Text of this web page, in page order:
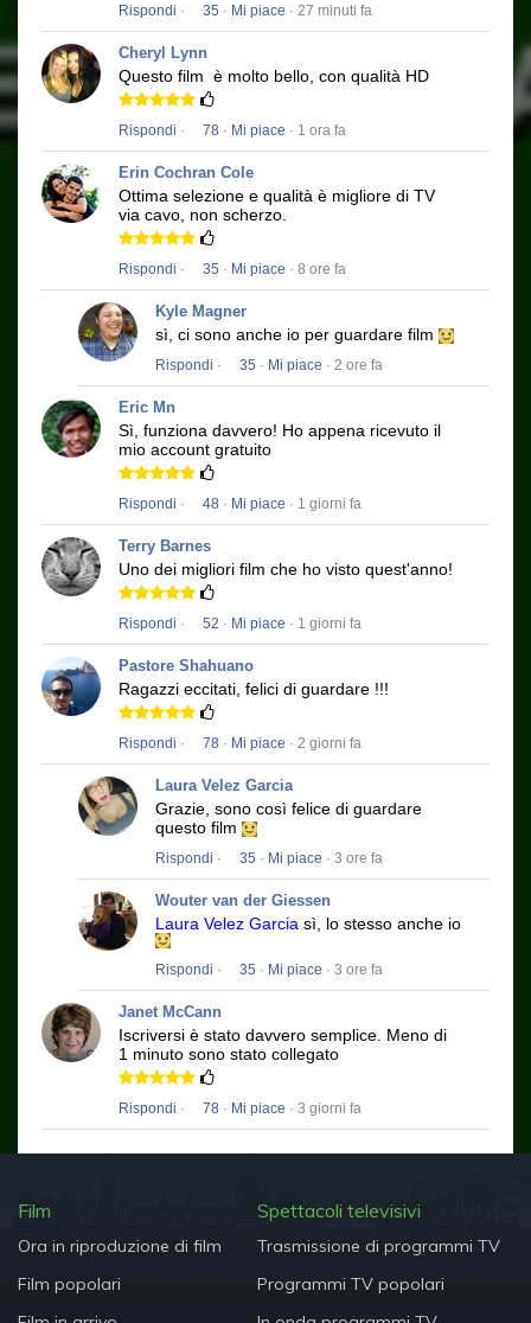
Rispondi · 35 · Mi piace · 27 minuti fa
Cheryl Lynn
Questo film è molto bello, con qualità HD
Rispondi · 78 · Mi piace · 1 ora fa
Erin Cochran Cole
Ottima selezione e qualità è migliore di TV
via cavo, non scherzo.
Rispondi · 35 · Mi piace · 8 ore fa
Kyle Magner
sì, ci sono anche io per guardare film
Rispondi · 35 · Mi piace · 2 ore fa
Eric Mn
Sì, funziona davvero! Ho appena ricevuto il
mio account gratuito
Rispondi · 48 · Mi piace · 1 giorni fa
Terry Barnes
Uno dei migliori film che ho visto quest'anno!
Rispondi · 52 · Mi piace · 1 giorni fa
Pastore Shahuano
Ragazzi eccitati, felici di guardare !!!
Rispondi · 78 · Mi piace · 2 giorni fa
Laura Velez Garcia
Grazie, sono così felice di guardare
questo film
Rispondi · 35 · Mi piace · 3 ore fa
Wouter van der Giessen
Laura Velez Garcia sì, lo stesso anche io
Rispondi · 35 · Mi piace · 3 ore fa
Janet McCann
Iscriversi è stato davvero semplice. Meno di
1 minuto sono stato collegato
Rispondi · 78 · Mi piace · 3 giorni fa
Film
Ora in riproduzione di film
Film popolari
Spettacoli televisivi
Trasmissione di programmi TV
Programmi TV popolari